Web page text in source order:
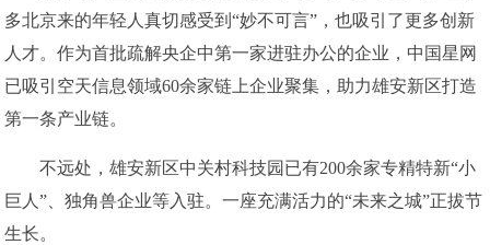
多北京来的年轻人真切感受到“妙不可言”，也吸引了更多创新
人才。作为首批疏解央企中第一家进驻办公的企业，中国星网
已吸引空天信息领域60余家链上企业聚集，助力雄安新区打造
第一条产业链。
不远处，雄安新区中关村科技园已有200余家专精特新“小
巨人”、独角兽企业等入驻。一座充满活力的“未来之城”正拔节
生长。